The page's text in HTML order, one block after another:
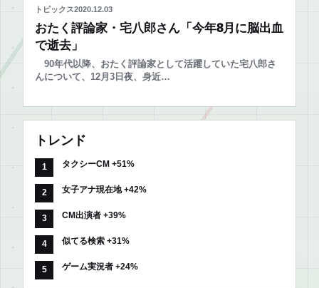
トピックス2020.12.03
おたく評論家・宅八郎さん「今年8月に脳出血
で逝去」
90年代以降、おたく評論家として活躍していた宅八郎さ
んについて、12月3日夜、身近…
トレンド
タクシーCM +51%
女子アナ現在地 +42%
CM出演者 +39%
似てる検索 +31%
ゲーム実況者 +24%